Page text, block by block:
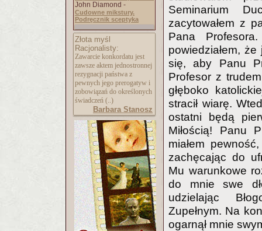
John Diamond -
Cudowne mikstury.
Podręcznik sceptyka
Złota myśl
Racjonalisty:
Zawarcie konkordatu jest
zawsze aktem jednostronnej
rezygnacji państwa z
pewnych jego prerogatyw i
zobowiązań do określonych
świadczeń (..)
Barbara Stanosz
Seminarium
zacytowałem z
Pana
powiedziałem,
się, aby Panu
Profesor z
głęboko
stracił wiarę.
ostatni będą
Miłością! Panu
miałem
zachęcając do
Mu warunkowe
do mnie swe
udzielając
Zupełnym. Na
ogarnął mnie